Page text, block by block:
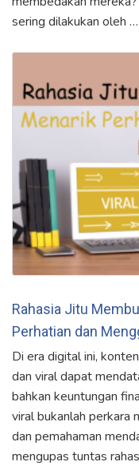
sering dilakukan oleh …
Rahasia Jitu
Perhatian dan
Di era digital ini,
dan viral dapat
bahkan keuntungan
viral bukanlah perkara
dan pemahaman
mengupas tuntas